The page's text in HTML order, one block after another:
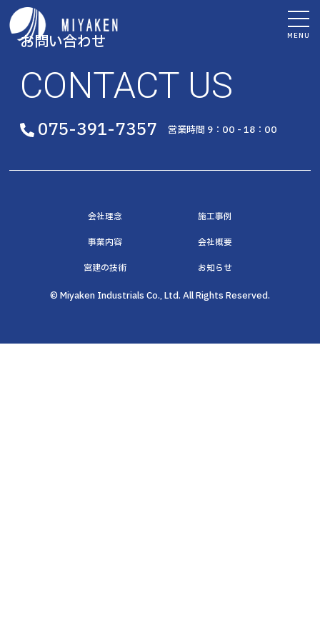
MENU
お問い合わせ
CONTACT US
075-391-7357 営業時間 9：00 - 18：00
会社理念 施工事例
事業内容 会社概要
宮建の技術 お知らせ
© Miyaken Industrials Co., Ltd. All Rights Reserved.